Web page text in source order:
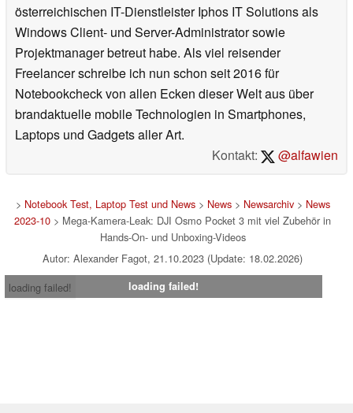
österreichischen IT-Dienstleister Iphos IT Solutions als
Windows Client- und Server-Administrator sowie
Projektmanager betreut habe. Als viel reisender
Freelancer schreibe ich nun schon seit 2016 für
Notebookcheck von allen Ecken dieser Welt aus über
brandaktuelle mobile Technologien in Smartphones,
Laptops und Gadgets aller Art.
Kontakt:
@alfawien
> Notebook Test, Laptop Test und News> News> Newsarchiv> News
2023-10 > Mega-Kamera-Leak: DJI Osmo Pocket 3 mit viel Zubehör in
Hands-On- und Unboxing-Videos
Autor: Alexander Fagot, 21.10.2023 (Update: 18.02.2026)
loading failed!
loading failed!